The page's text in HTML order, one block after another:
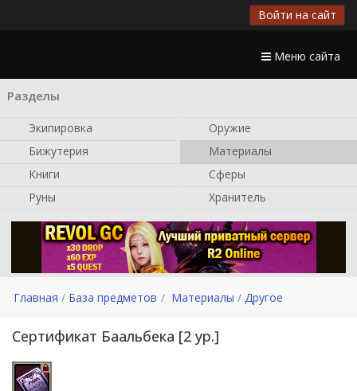
Войти на сайт
Меню сайта
Разделы
Экипировка
Оружие
Бижутерия
Материалы
Книги
Сферы
Руны
Хранитель
Главная База предметов Материалы Другое
Сертификат Баальбека [2 ур.]